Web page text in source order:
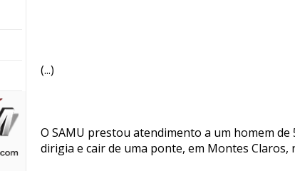
(...)
O SAMU prestou atendimento a um homem
dirigia e cair de uma ponte, em Montes